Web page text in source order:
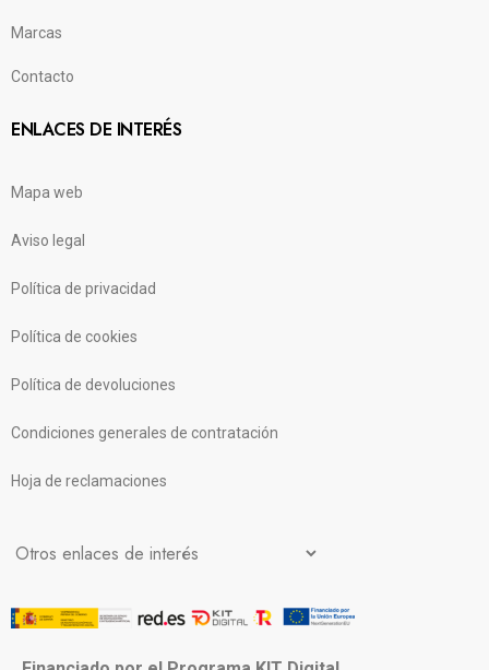
Marcas
Contacto
ENLACES DE INTERÉS
Mapa web
Aviso legal
Política de privacidad
Política de cookies
Política de devoluciones
Condiciones generales de contratación
Hoja de reclamaciones